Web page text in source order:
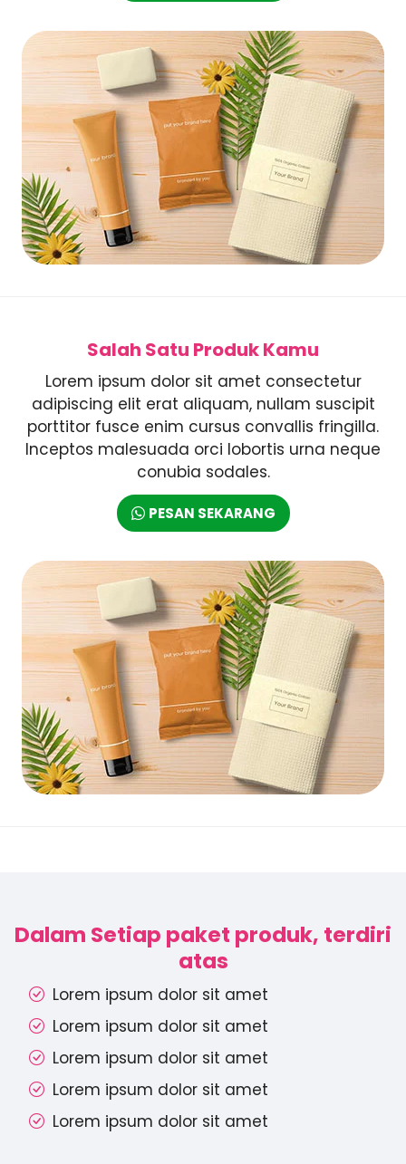
Salah Satu Produk Kamu
Lorem ipsum dolor sit amet consectetur
adipiscing elit erat aliquam, nullam suscipit
porttitor fusce enim cursus convallis fringilla.
Inceptos malesuada orci lobortis urna neque
conubia sodales.
PESAN SEKARANG
Dalam Setiap paket produk, terdiri
atas
Lorem ipsum dolor sit amet
Lorem ipsum dolor sit amet
Lorem ipsum dolor sit amet
Lorem ipsum dolor sit amet
Lorem ipsum dolor sit amet